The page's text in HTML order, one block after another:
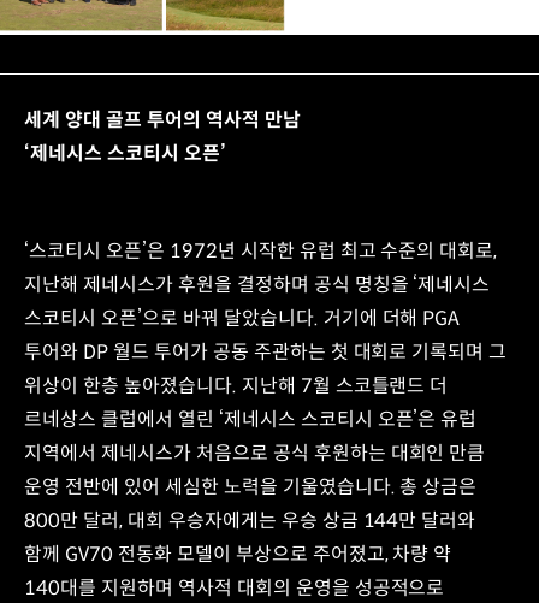
세계 양대 골프 투어의 역사적 만남
‘제네시스 스코티시 오픈’
‘스코티시 오픈’은 1972년 시작한 유럽 최고 수준의 대회로,
지난해 제네시스가 후원을 결정하며 공식 명칭을 ‘제네시스
스코티시 오픈’으로 바꿔 달았습니다. 거기에 더해 PGA
투어와 DP 월드 투어가 공동 주관하는 첫 대회로 기록되며 그
위상이 한층 높아졌습니다. 지난해 7월 스코틀랜드 더
르네상스 클럽에서 열린 ‘제네시스 스코티시 오픈’은 유럽
지역에서 제네시스가 처음으로 공식 후원하는 대회인 만큼
운영 전반에 있어 세심한 노력을 기울였습니다. 총 상금은
800만 달러, 대회 우승자에게는 우승 상금 144만 달러와
함께 GV70 전동화 모델이 부상으로 주어졌고, 차량 약
140대를 지원하며 역사적 대회의 운영을 성공적으로